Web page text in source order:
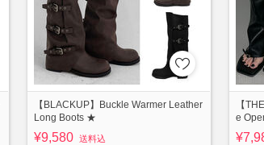
【BLACKUP】Buckle Warmer Leather
Long Boots ★
¥9,580 送料込
【
e